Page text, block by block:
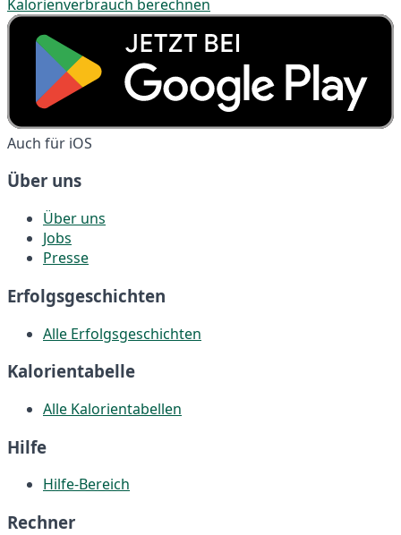
Kalorienverbrauch berechnen
Auch für iOS
Über uns
Über uns
Jobs
Presse
Erfolgsgeschichten
Alle Erfolgsgeschichten
Kalorientabelle
Alle Kalorientabellen
Hilfe
Hilfe-Bereich
Rechner